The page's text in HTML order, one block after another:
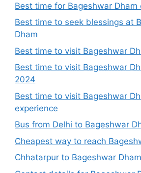
Best time for Bageshwar Dham
Best time to seek blessings at
Dham
Best time to visit Bageshwar
Best time to visit Bageshwar
2024
Best time to visit Bageshwar
experience
Bus from Delhi to Bageshwar
Cheapest way to reach
Chhatarpur to Bageshwar